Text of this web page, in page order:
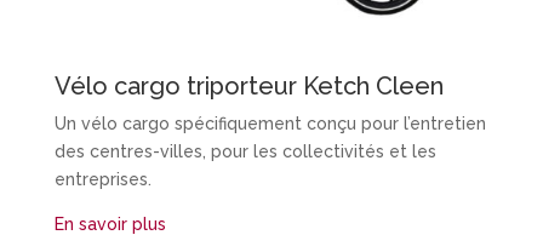
Vélo cargo triporteur Ketch Cleen
Un vélo cargo spécifiquement conçu pour l’entretien
des centres-villes, pour les collectivités et les
entreprises.
En savoir plus